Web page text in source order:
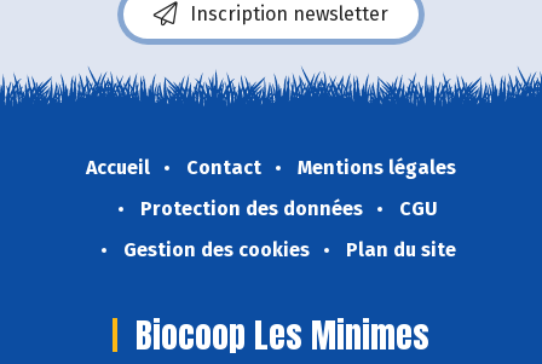
Inscription newsletter
Accueil Contact
Mentions légales
Protection des données
CGU
Gestion des cookies
Plan du site
Biocoop Les Minimes